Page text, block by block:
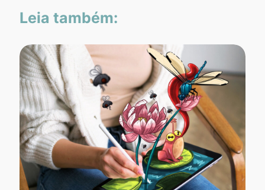
Leia também: